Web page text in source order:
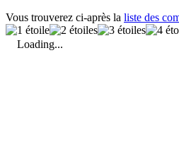
Vous trouverez ci-après la liste des
Loading...